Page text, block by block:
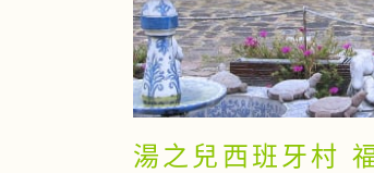
湯之兒西班牙村